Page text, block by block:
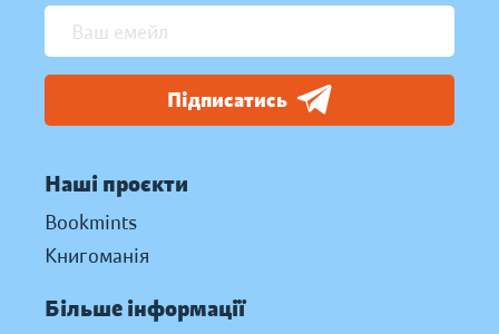
Підписатись
Наші проєкти
Bookmints
Книгоманія
Більше інформації